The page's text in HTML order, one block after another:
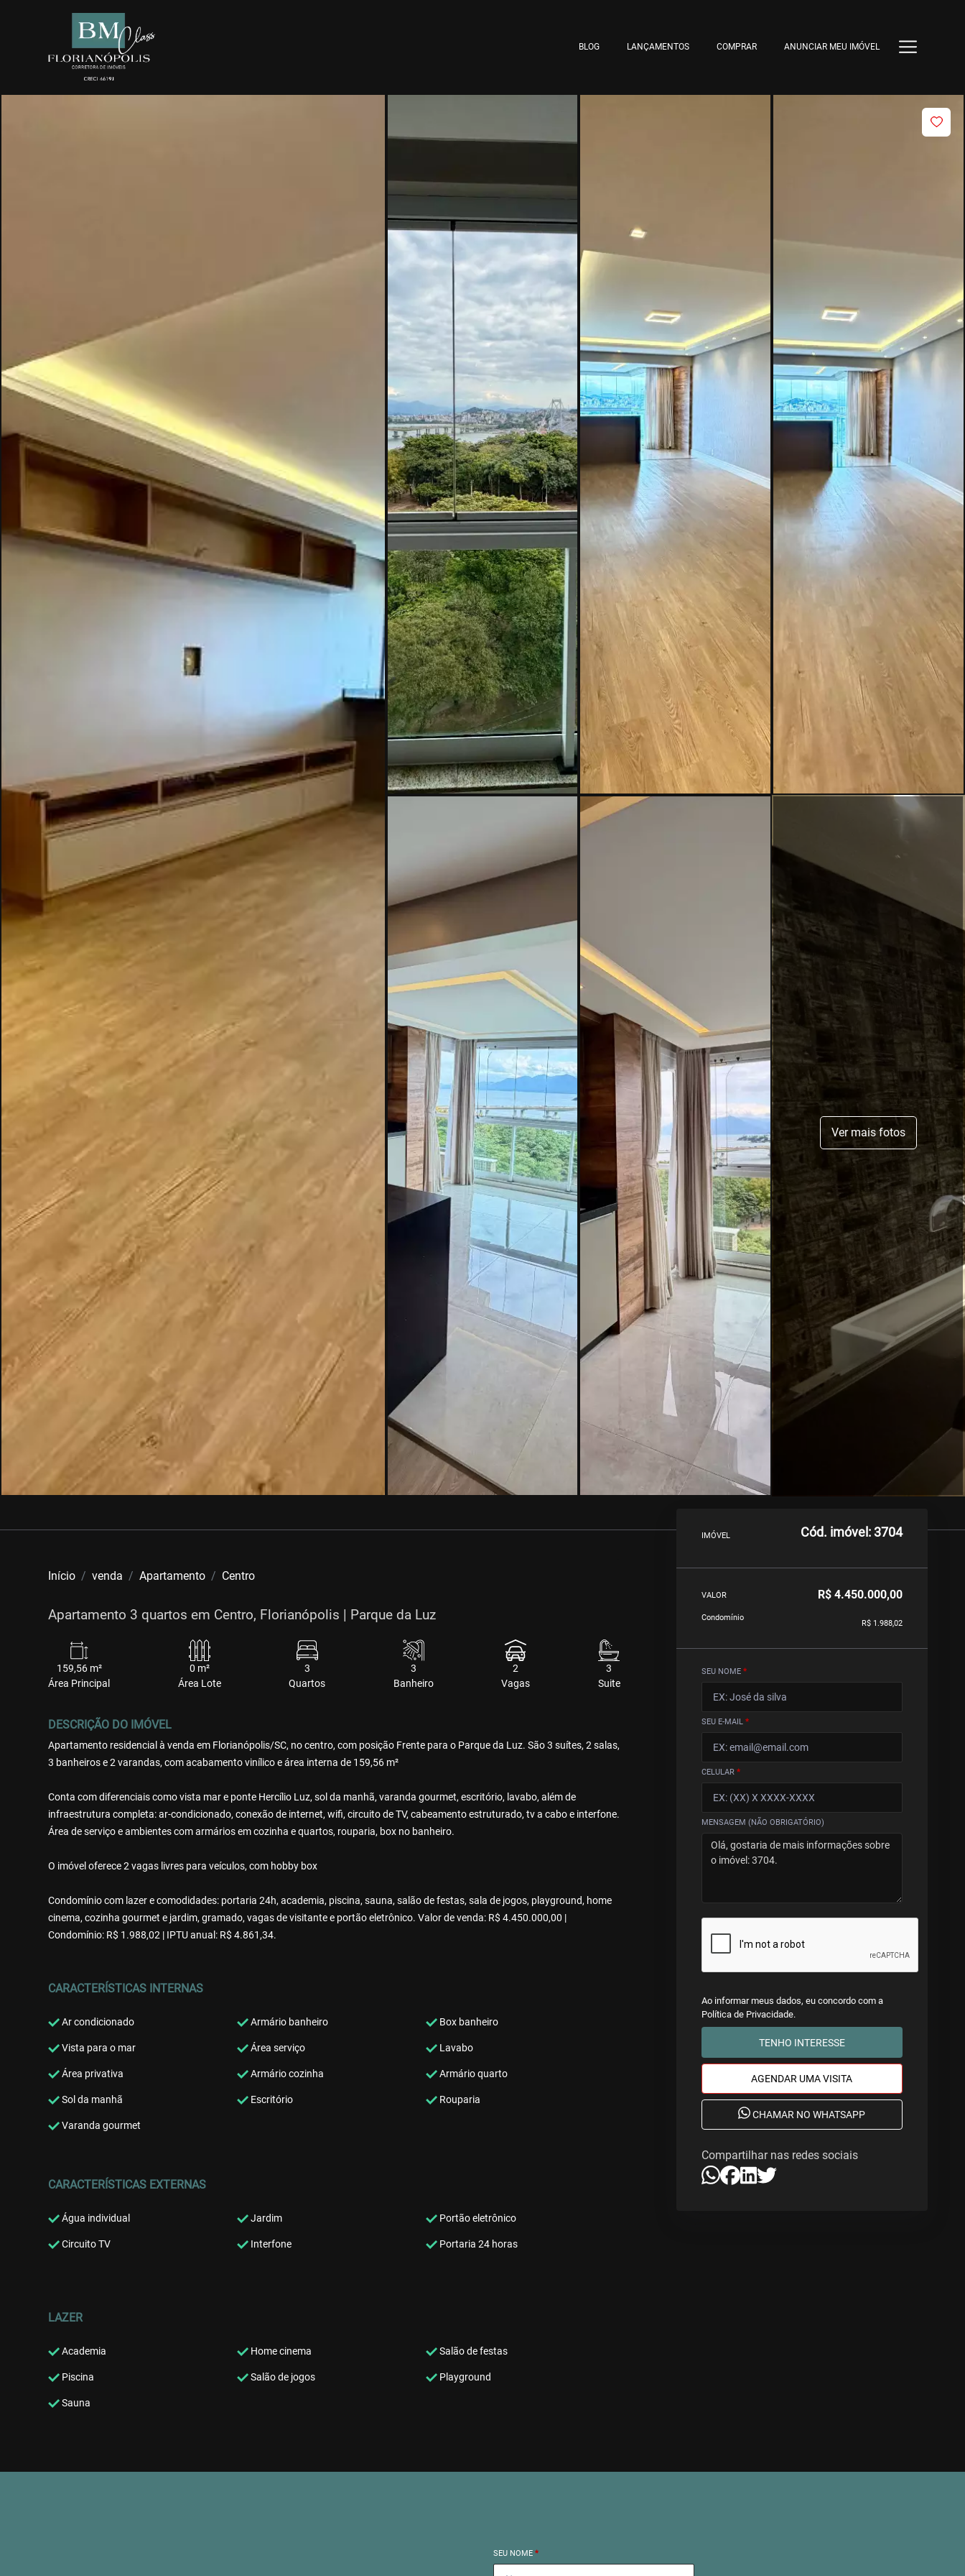
BLOG LANÇAMENTOS COMPRAR ANUNCIAR MEU IMÓVEL
Ver mais fotos
Início venda Apartamento Centro
Apartamento 3 quartos em Centro, Florianópolis | Parque da Luz
159,56 m²
Área Principal
0 m²
Área Lote
3
Quartos
3
Banheiro
2
Vagas
3
Suite
DESCRIÇÃO DO IMÓVEL
Apartamento residencial à venda em Florianópolis/SC, no centro, com posição Frente para o Parque da Luz. São 3 suítes, 2 salas,
3 banheiros e 2 varandas, com acabamento vinílico e área interna de 159,56 m²
Conta com diferenciais como vista mar e ponte Hercílio Luz, sol da manhã, varanda gourmet, escritório, lavabo, além de
infraestrutura completa: ar-condicionado, conexão de internet, wifi, circuito de TV, cabeamento estruturado, tv a cabo e interfone.
Área de serviço e ambientes com armários em cozinha e quartos, rouparia, box no banheiro.
O imóvel oferece 2 vagas livres para veículos, com hobby box
Condomínio com lazer e comodidades: portaria 24h, academia, piscina, sauna, salão de festas, sala de jogos, playground, home
cinema, cozinha gourmet e jardim, gramado, vagas de visitante e portão eletrônico. Valor de venda: R$ 4.450.000,00 |
Condomínio: R$ 1.988,02 | IPTU anual: R$ 4.861,34.
CARACTERÍSTICAS INTERNAS
Ar condicionado Armário banheiro Box banheiro
Vista para o mar Área serviço Lavabo
Área privativa Armário cozinha Armário quarto
Sol da manhã Escritório Rouparia
Varanda gourmet
CARACTERÍSTICAS EXTERNAS
Água individual Jardim Portão eletrônico
Circuito TV Interfone Portaria 24 horas
LAZER
Academia Home cinema Salão de festas
Piscina Salão de jogos Playground
Sauna
IMÓVEL Cód. imóvel: 3704
VALOR R$ 4.450.000,00
Condomínio
R$ 1.988,02
SEU NOME *
SEU E-MAIL *
CELULAR *
MENSAGEM (NÃO OBRIGATÓRIO)
Ao informar meus dados, eu concordo com a
Política de Privacidade.
TENHO INTERESSE
AGENDAR UMA VISITA
CHAMAR NO WHATSAPP
Compartilhar nas redes sociais
SEU NOME *